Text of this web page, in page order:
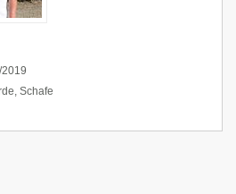
Schafe